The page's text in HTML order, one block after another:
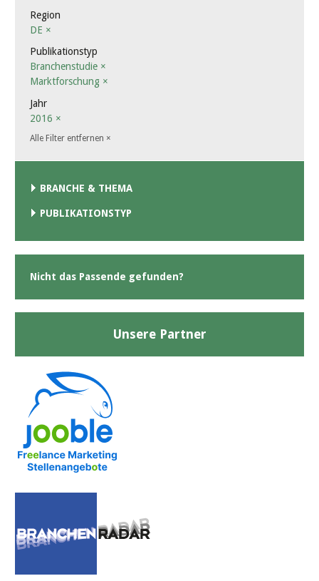
Region
DE ×
Publikationstyp
Branchenstudie ×
Marktforschung ×
Jahr
2016 ×
Alle Filter entfernen ×
BRANCHE & THEMA
PUBLIKATIONSTYP
Nicht das Passende gefunden?
Unsere Partner